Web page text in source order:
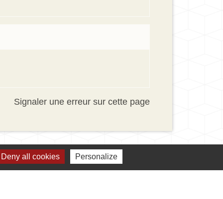
Signaler une erreur sur cette page
all cookies Personalize